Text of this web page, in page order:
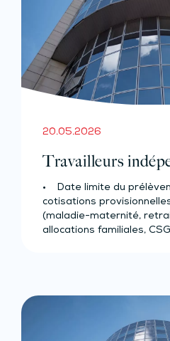
20.05.2026
Travailleurs
• Date limite du
cotisations
(maladie-maternité,
allocations familiales,